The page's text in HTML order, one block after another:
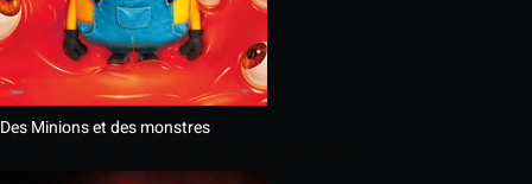
Des Minions et des monstres